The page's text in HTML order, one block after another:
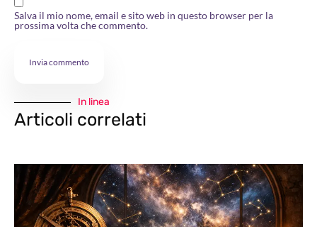
Salva il mio nome, email e sito web in questo browser per la
prossima volta che commento.
In linea
Articoli correlati